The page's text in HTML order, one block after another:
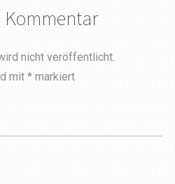
Kommentar
nicht veröffentlicht.
mit* markiert